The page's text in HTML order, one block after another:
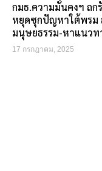
กมธ.ความมั่นคงฯ ถก
หยุดซุกปัญหาใต้พรม
มนุษยธรรม-หาแนวท
17 กรกฎาคม, 2025